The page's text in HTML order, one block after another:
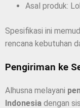
Asal produk:
Spesifikasi ini
rencana kebutuhan
Pengiriman ke
Alhusna melayani
Indonesia dengan